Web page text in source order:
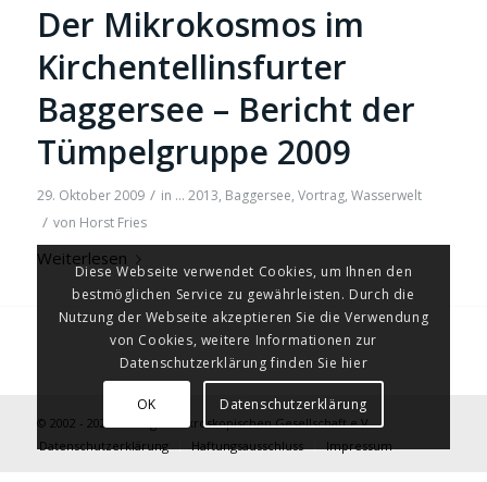
Der Mikrokosmos im
Kirchentellinsfurter
Baggersee – Bericht der
Tümpelgruppe 2009
29. Oktober 2009 / in ... 2013, Baggersee, Vortrag, Wasserwelt
/ von Horst Fries
Weiterlesen
© 2002 - 2026 Tübinger Mikroskopischen Gesellschaft e.V.
Datenschutzerklärung
Haftungsausschluss Impressum
Diese Webseite verwendet Cookies, um Ihnen den
bestmöglichen Service zu gewährleisten. Durch die
Nutzung der Webseite akzeptieren Sie die Verwendung
von Cookies, weitere Informationen zur
Datenschutzerklärung finden Sie hier
OK Datenschutzerklärung